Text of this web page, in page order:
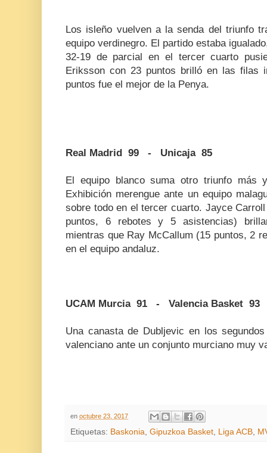
Los isleño vuelven a la senda del triunfo
equipo verdinegro. El partido estaba
32-19 de parcial en el tercer cuarto
Eriksson con 23 puntos brilló en las filas
puntos fue el mejor de la Penya.
Real Madrid 99 - Unicaja 85
El equipo blanco suma otro triunfo
Exhibición merengue ante un equipo
sobre todo en el tercer cuarto. Jayce
puntos, 6 rebotes y 5 asistencias)
mientras que Ray McCallum (15 puntos, 2
en el equipo andaluz.
UCAM Murcia 91 - Valencia Basket 93
Una canasta de Dubljevic en los
valenciano ante un conjunto murciano muy
en octubre 23, 2017
Etiquetas: Baskonia, Gipuzkoa Basket, Liga ACB,